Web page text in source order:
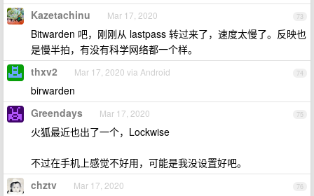
73
Kazetachinu Mar 17, 2020
Bitwarden 吧，刚刚从 lastpass 转过来了，速度太慢了。反映也
是慢半拍，有没有科学网络都一个样。
74
thxv2 Mar 17, 2020 via Android
birwarden
75
Greendays Mar 17, 2020
火狐最近也出了一个，Lockwise
不过在手机上感觉不好用，可能是我没设置好吧。
76
chztv Mar 17, 2020